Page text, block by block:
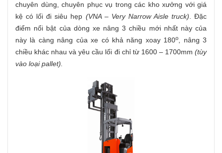
chuyên dùng, chuyên phục vụ trong các kho xưởng với giá
kệ có lối đi siêu hẹp (VNA – Very Narrow Aisle truck). Đặc
điểm nổi bật của dòng xe nâng 3 chiều mới nhất này của
này là càng nâng của xe có khả năng xoay 180o, nâng 3
chiều khác nhau và yêu cầu lối đi chỉ từ 1600 – 1700mm (tùy
vào loại pallet).